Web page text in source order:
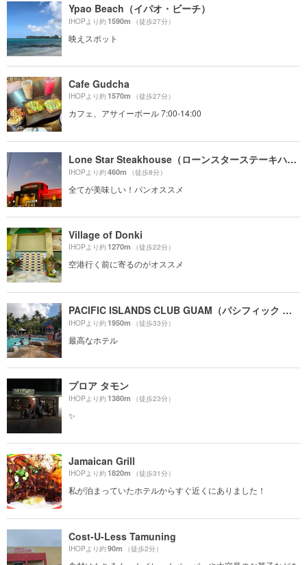
Ypao Beach（イパオ・ビーチ）
IHOPより約1590m （徒歩27分）
映えスポット
Cafe Gudcha
IHOPより約1570m （徒歩27分）
カフェ、アサイーボール 7:00-14:00
Lone Star Steakhouse（ローンスターステーキハウス）
IHOPより約460m （徒歩8分）
全てが美味しい！パンオススメ
Village of Donki
IHOPより約1270m （徒歩22分）
空港行く前に寄るのがオススメ
PACIFIC ISLANDS CLUB GUAM（パシフィック アイランド クラブ グアム）
IHOPより約1950m （徒歩33分）
最高なホテル
プロア タモン
IHOPより約1380m （徒歩23分）
✨
Jamaican Grill
IHOPより約1820m （徒歩31分）
私が泊まっていたホテルからすぐ近くにありました！
Cost-U-Less Tamuning
IHOPより約90m （徒歩2分）